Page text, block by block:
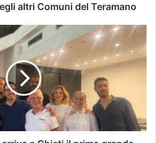
altri Comuni del Teramano